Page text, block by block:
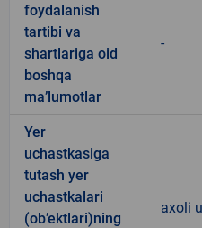
foydalanish
tartibi va
shartlariga oid
boshqa
ma’lumotlar
-
Yer
uchastkasiga
tutash yer
uchastkalari
(ob’ektlari)ning
axoli